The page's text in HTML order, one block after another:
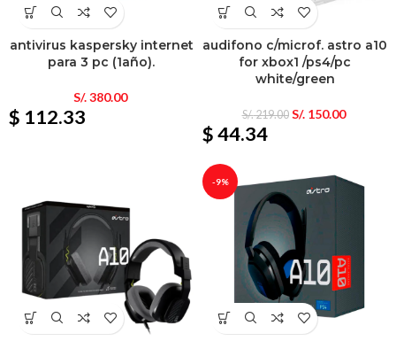
antivirus kaspersky internet
para 3 pc (1año).
S/.380.00
$ 112.33
audifono c/microf. astro a10
for xbox1 /ps4/pc
white/green
S/.219.00 S/.150.00
$ 44.34
-9%